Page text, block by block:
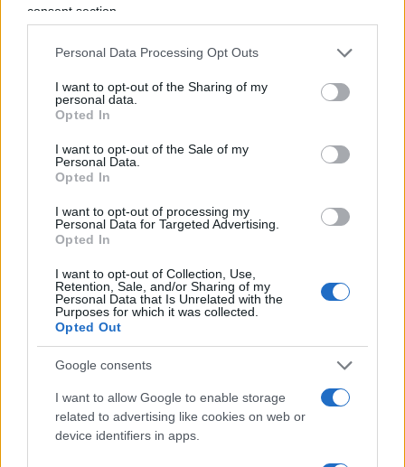
consent section.
Personal Data Processing Opt Outs
I want to opt-out of the Sharing of my
personal data.
Opted In
I want to opt-out of the Sale of my
Personal Data.
Opted In
I want to opt-out of processing my
Personal Data for Targeted Advertising.
Opted In
I want to opt-out of Collection, Use,
Retention, Sale, and/or Sharing of my
Personal Data that Is Unrelated with the
Purposes for which it was collected.
Opted Out
Google consents
I want to allow Google to enable storage
related to advertising like cookies on web or
device identifiers in apps.
Confindustria: “Dirottare i risparmi
imprese”
diEnrico Foscarini
2 Ottobre 2025, 10:30